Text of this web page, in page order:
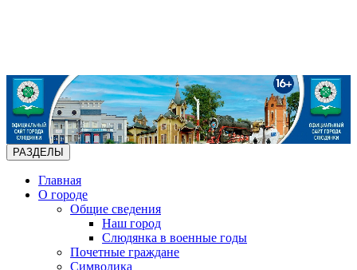
РАЗДЕЛЫ
Главная
О городе
Общие сведения
Наш город
Слюдянка в военные годы
Почетные граждане
Символика